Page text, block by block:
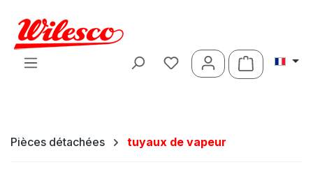
Passer au contenu principal
Le panier
Pièces détachées tuyaux de vapeur